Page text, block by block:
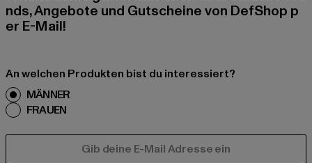
nds, Angebote und Gutscheine von DefShop p
er E-Mail!
An welchen Produkten bist du interessiert?
MÄNNER
FRAUEN